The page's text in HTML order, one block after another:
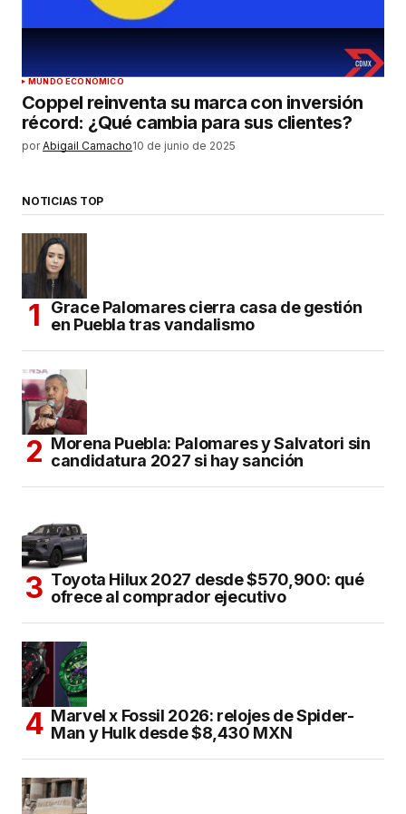
MUNDO ECONÓMICO
Coppel reinventa su marca con inversión
récord: ¿Qué cambia para sus clientes?
por Abigail Camacho10 de junio de 2025
NOTICIAS TOP
Grace Palomares cierra casa de gestión
en Puebla tras vandalismo
Morena Puebla: Palomares y Salvatori sin
candidatura 2027 si hay sanción
Toyota Hilux 2027 desde $570,900: qué
ofrece al comprador ejecutivo
Marvel x Fossil 2026: relojes de Spider-
Man y Hulk desde $8,430 MXN